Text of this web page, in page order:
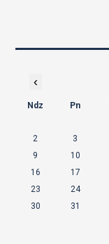
‹
Ndz Pn
2
3
9
10
16
17
23
24
30
31